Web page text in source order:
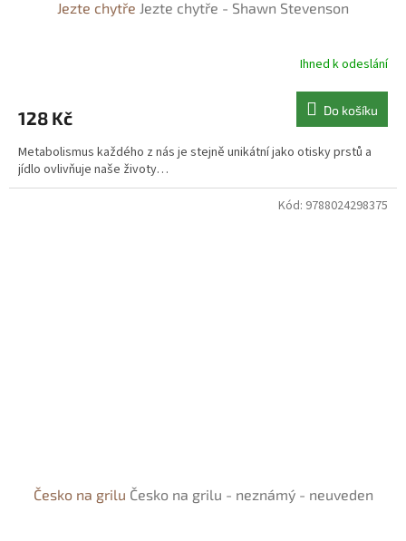
Jezte chytře Jezte chytře - Shawn Stevenson
Ihned k odeslání
128 Kč Do košíku
Metabolismus každého z nás je stejně unikátní jako otisky prstů a
jídlo ovlivňuje naše životy…
Česko na grilu Česko na grilu - neznámý - neuveden
Kód: 9788024298375